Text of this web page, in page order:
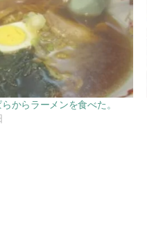
からラーメンを食べた。